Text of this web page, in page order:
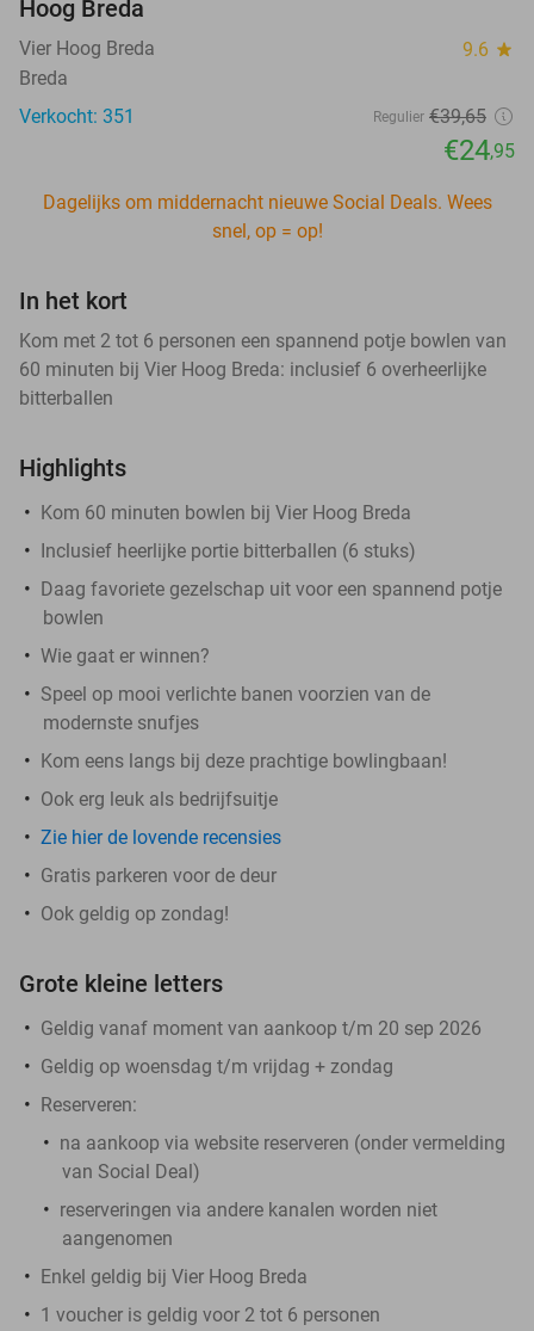
Hoog Breda
Vier Hoog Breda 9.6 star
Breda
Verkocht: 351
Regulier €39,65
€24,95
Dagelijks om middernacht nieuwe Social Deals. Wees
snel, op = op!
In het kort
Kom met 2 tot 6 personen een spannend potje bowlen van
60 minuten bij Vier Hoog Breda: inclusief 6 overheerlijke
bitterballen
Highlights
Kom 60 minuten bowlen bij Vier Hoog Breda
Inclusief heerlijke portie bitterballen (6 stuks)
Daag favoriete gezelschap uit voor een spannend potje
bowlen
Wie gaat er winnen?
Speel op mooi verlichte banen voorzien van de
modernste snufjes
Kom eens langs bij deze prachtige bowlingbaan!
Ook erg leuk als bedrijfsuitje
Zie hier de lovende recensies
Gratis parkeren voor de deur
Ook geldig op zondag!
Grote kleine letters
Geldig vanaf moment van aankoop t/m 20 sep 2026
Geldig op woensdag t/m vrijdag + zondag
Reserveren:
na aankoop via website reserveren (onder vermelding
van Social Deal)
reserveringen via andere kanalen worden niet
aangenomen
Enkel geldig bij Vier Hoog Breda
1 voucher is geldig voor 2 tot 6 personen